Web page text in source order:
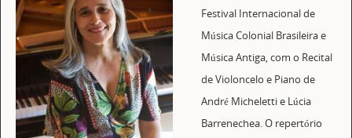
Festival Internacional de
Música Colonial Brasileira e
Música Antiga, com o Recital
de Violoncelo e Piano de
André Micheletti e Lúcia
Barrenechea. O repertório